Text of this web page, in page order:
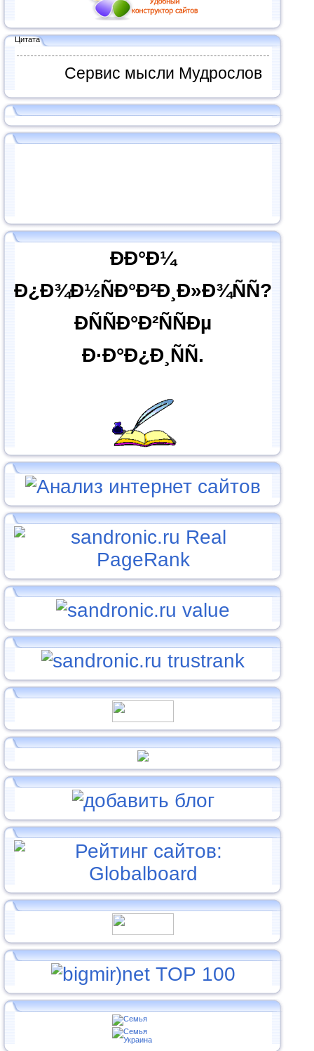
Цитата
Сервис мысли Мудрослов
ÐÐ°Ð¼
Ð¿Ð¾Ð½ÑÐ°Ð²Ð¸Ð»Ð¾ÑÑ?
ÐÑÑÐ°Ð²ÑÑÐµ
Ð·Ð°Ð¿Ð¸ÑÑ.